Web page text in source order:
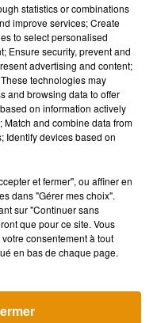
statistics or combinations
improve services; Create
to select personalised
Ensure security, prevent and
advertising and content;
technologies may
and browsing data to offer
on information actively
and combine data from
Identify devices based on
et fermer", ou affiner en
dans "Gérer mes choix".
sur "Continuer sans
que pour ce site. Vous
consentement à tout
en bas de chaque page.